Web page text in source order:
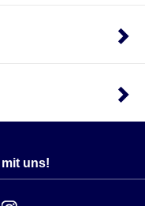
100 bis 240
9-Volt-
Ein Ausfall im
Datenaufzeichnung
Kamera
uns!